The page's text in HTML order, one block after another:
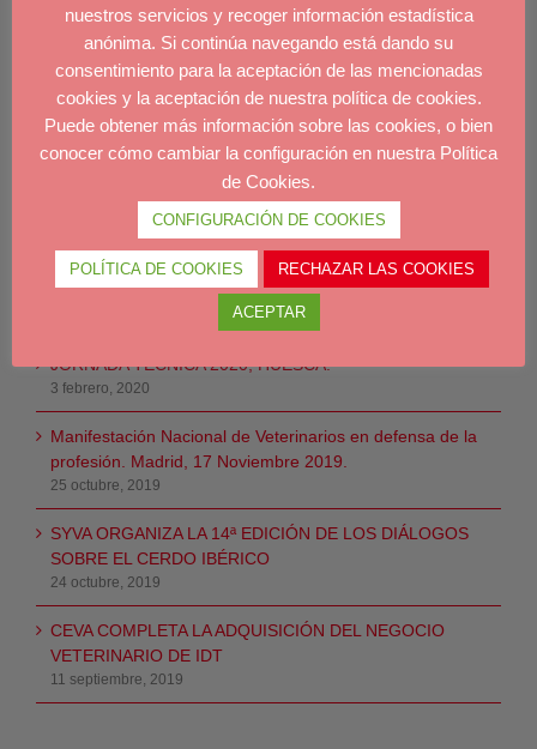
NOTICIAS
JORNADA TÉCNICA AVPA 2025
JORNADA TÉCNICA AVPA 2023
JORNADA TÉCNICA AVPA 2022
JORNADA TÉCNICA 2020, HUESCA.
3 febrero, 2020
Manifestación Nacional de Veterinarios en defensa de la
profesión. Madrid, 17 Noviembre 2019.
25 octubre, 2019
SYVA ORGANIZA LA 14ª EDICIÓN DE LOS DIÁLOGOS
SOBRE EL CERDO IBÉRICO
24 octubre, 2019
CEVA COMPLETA LA ADQUISICIÓN DEL NEGOCIO
VETERINARIO DE IDT
11 septiembre, 2019
nuestros servicios y recoger información estadística
anónima. Si continúa navegando está dando su
consentimiento para la aceptación de las mencionadas
cookies y la aceptación de nuestra política de cookies.
Puede obtener más información sobre las cookies, o bien
conocer cómo cambiar la configuración en nuestra Política
de Cookies.
CONFIGURACIÓN DE COOKIES
POLÍTICA DE COOKIES RECHAZAR LAS COOKIES
ACEPTAR